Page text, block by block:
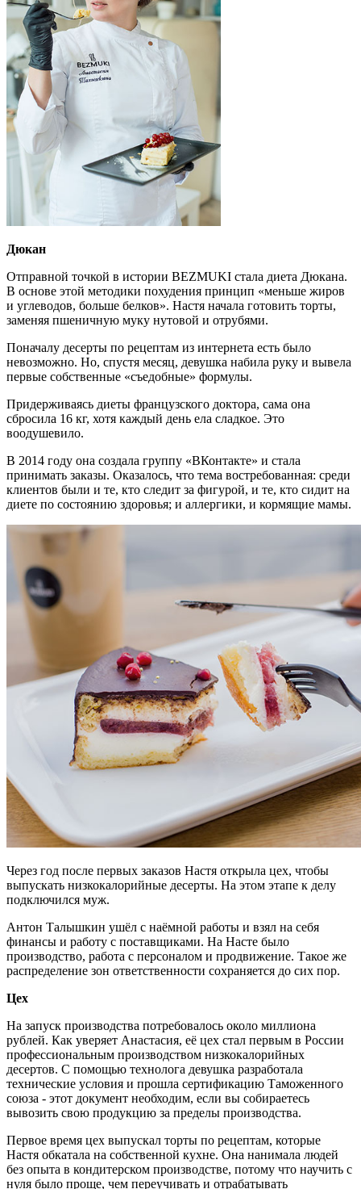
Дюкан
Отправной точкой в истории BEZMUKI стала диета Дюкана.
В основе этой методики похудения принцип «меньше жиров
и углеводов, больше белков». Настя начала готовить торты,
заменяя пшеничную муку нутовой и отрубями.
Поначалу десерты по рецептам из интернета есть было
невозможно. Но, спустя месяц, девушка набила руку и вывела
первые собственные «съедобные» формулы.
Придерживаясь диеты французского доктора, сама она
сбросила 16 кг, хотя каждый день ела сладкое. Это
воодушевило.
В 2014 году она создала группу «ВКонтакте» и стала
принимать заказы. Оказалось, что тема востребованная: среди
клиентов были и те, кто следит за фигурой, и те, кто сидит на
диете по состоянию здоровья; и аллергики, и кормящие мамы.
Через год после первых заказов Настя открыла цех, чтобы
выпускать низкокалорийные десерты. На этом этапе к делу
подключился муж.
Антон Талышкин ушёл с наёмной работы и взял на себя
финансы и работу с поставщиками. На Насте было
производство, работа с персоналом и продвижение. Такое же
распределение зон ответственности сохраняется до сих пор.
Цех
На запуск производства потребовалось около миллиона
рублей. Как уверяет Анастасия, её цех стал первым в России
профессиональным производством низкокалорийных
десертов. С помощью технолога девушка разработала
технические условия и прошла сертификацию Таможенного
союза - этот документ необходим, если вы собираетесь
вывозить свою продукцию за пределы производства.
Первое время цех выпускал торты по рецептам, которые
Настя обкатала на собственной кухне. Она нанимала людей
без опыта в кондитерском производстве, потому что научить с
нуля было проще, чем переучивать и отрабатывать